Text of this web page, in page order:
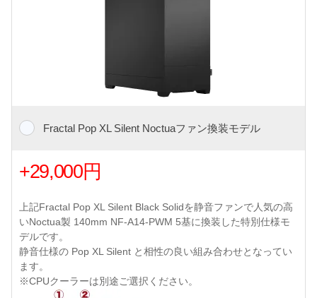
Fractal Pop XL Silent Noctuaファン換装モデル
+29,000円
上記Fractal Pop XL Silent Black Solidを静音ファンで人気の高
いNoctua製 140mm NF-A14-PWM 5基に換装した特別仕様モ
デルです。
静音仕様の Pop XL Silent と相性の良い組み合わせとなってい
ます。
※CPUクーラーは別途ご選択ください。